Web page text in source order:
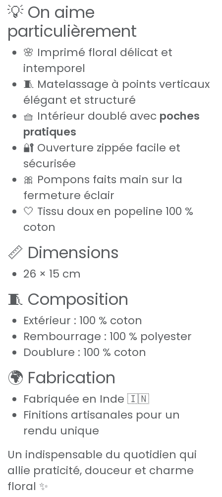
💡 On aime
particulièrement
🌸 Imprimé floral délicat et
intemporel
🧵 Matelassage à points verticaux
élégant et structuré
🧺 Intérieur doublé avec poches
pratiques
🔐 Ouverture zippée facile et
sécurisée
🎀 Pompons faits main sur la
fermeture éclair
🤍 Tissu doux en popeline 100 %
coton
📏 Dimensions
26 × 15 cm
🧵 Composition
Extérieur : 100 % coton
Rembourrage : 100 % polyester
Doublure : 100 % coton
🌍 Fabrication
Fabriquée en Inde 🇮🇳
Finitions artisanales pour un
rendu unique
Un indispensable du quotidien qui
allie praticité, douceur et charme
floral ✨